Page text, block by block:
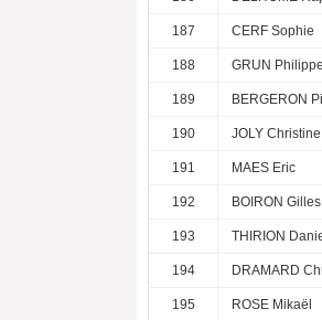
187 CERF Sophie
188 GRUN
189 BERGERON
190 JOLY Christine
191 MAES Eric
192 BOIRON Gilles
193 THIRION
194 DRAMARD
195 ROSE Mikaël